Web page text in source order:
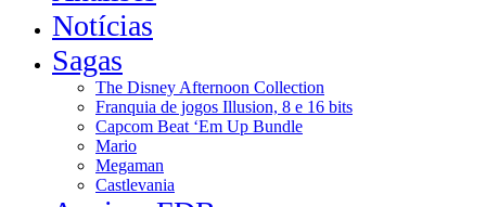
Notícias
Sagas
The Disney Afternoon Collection
Franquia de jogos Illusion, 8 e 16 bits
Capcom Beat ‘Em Up Bundle
Mario
Megaman
Castlevania